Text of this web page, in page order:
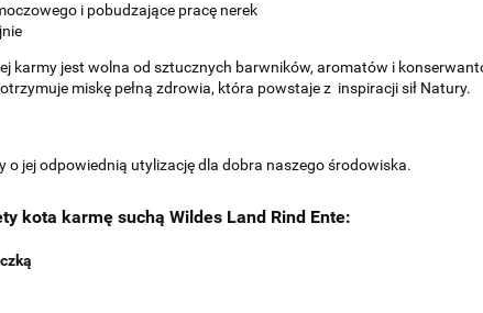
i pobudzające pracę nerek
karmy jest wolna od sztucznych barwników, aromatów i
miskę pełną zdrowia, która powstaje z inspiracji sił Natury.
o jej odpowiednią utylizację dla dobra naszego środowiska.
kota karmę suchą Wildes Land Rind Ente: